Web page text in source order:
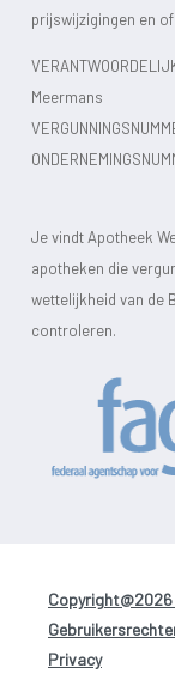
prijswijzigingen en
Meermans
Je vindt Apotheek
apotheken die
wettelijkheid van de
controleren.
Copyright@2026
Privacy